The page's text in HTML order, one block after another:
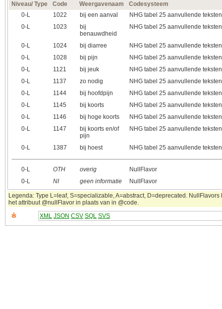
Niveau/ Type Code Weergavenaam
Codesysteem
0‑L
1022 bij een aanval
NHG tabel 25 aanvullende
0‑L
1023
bij
benauwdheid
NHG tabel 25 aanvullende
0‑L 1024 bij diarree
NHG tabel 25 aanvullende
0‑L
1028 bij pijn
NHG tabel 25 aanvullende
0‑L
1121 bij jeuk
NHG tabel 25 aanvullende
0‑L
1137 zo nodig
NHG tabel 25 aanvullende
0‑L
1144 bij hoofdpijn
NHG tabel 25 aanvullende
0‑L
1145 bij koorts
NHG tabel 25 aanvullende
0‑L
1146 bij hoge koorts
NHG tabel 25 aanvullende
0‑L
1147
bij koorts en/of
pijn
NHG tabel 25 aanvullende
0‑L 1387 bij hoest NHG tabel 25 aanvullende
0‑L OTH overig
NullFlavor
0‑L
NI geen informatie NullFlavor
Legenda: Type L=leaf, S=specializable, A=abstract, D=deprecated. NullFlavors
het attribuut @nullFlavor in plaats van in @code.
XML JSON CSV SQL SVS